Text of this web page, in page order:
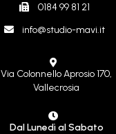
0184 99 81 21
info@studio-mavi.it
Via Colonnello Aprosio 170,
Vallecrosia
Dal Lunedì al Sabato